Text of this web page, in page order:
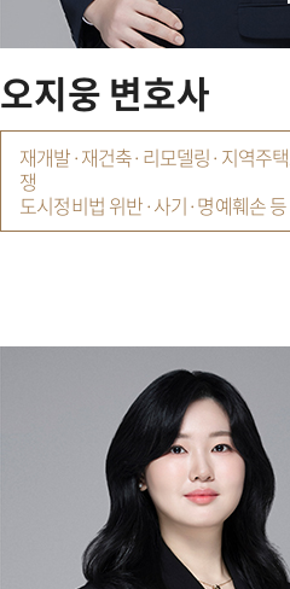
오지웅 변호사
재개발·재건축·리모델링·지역주
쟁
도시정비법 위반·사기·명예훼손